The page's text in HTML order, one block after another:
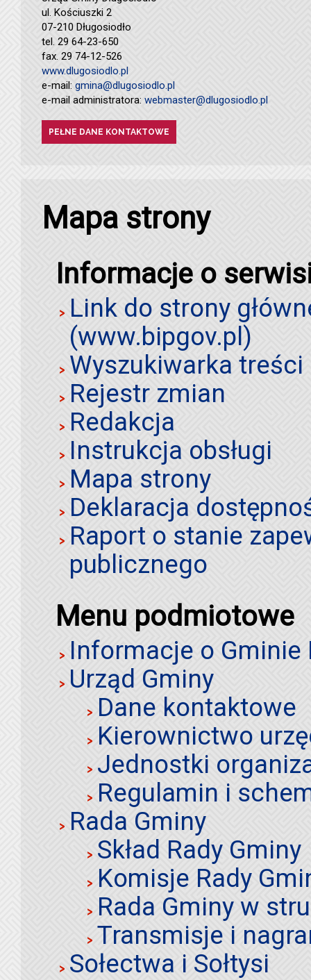
ul. Kościuszki 2
07-210 Długosiodło
tel. 29 64-23-650
fax. 29 74-12-526
www.dlugosiodlo.pl
e-mail: gmina@dlugosiodlo.pl
e-mail administratora: webmaster@dlugosiodlo.pl
PEŁNE DANE KONTAKTOWE
Mapa strony
Informacje o
Link do strony
(www.bipgov.pl)
Wyszukiwarka
Rejestr zmian
Redakcja
Instrukcja obsługi
Mapa strony
Deklaracja
Raport o stanie
publicznego
Menu podmiotowe
Informacje o Gminie
Urząd Gminy
Dane kontaktowe
Kierownictwo
Jednostki
Regulamin i
Rada Gminy
Skład Rady Gminy
Komisje Rady
Rada Gminy w
Transmisje i
Sołectwa i Sołtysi